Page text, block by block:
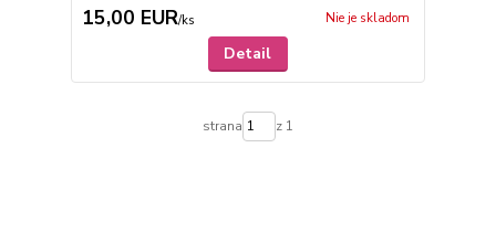
15,00 EUR/ks Nie je skladom
Detail
strana z 1